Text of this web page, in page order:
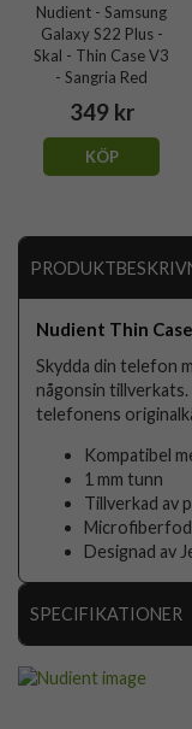
Nudient - Samsung
Galaxy S22 Plus -
Skal - Thin Case V3
- Sangria Red
349 kr
KÖP
Nudient Thin
Skydda din telefon
någonsin tillverkats.
telefonens
Kompatibel
1 mm tunn
Tillverkad av
Designad av
SPECIFIKATIONER